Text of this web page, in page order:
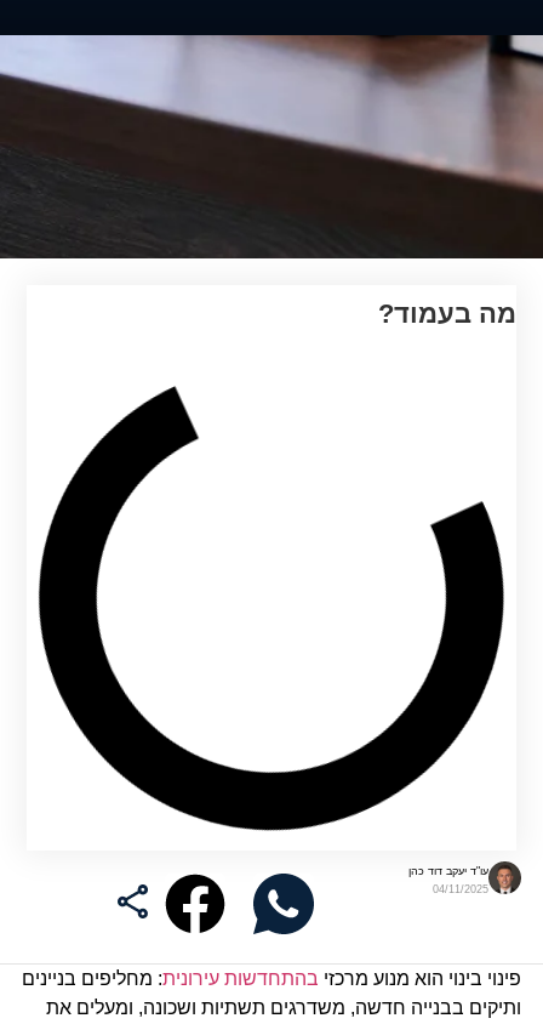
מה בעמוד?
עו"ד יעקב דוד כהן
04/11/2025
פינוי בינוי הוא מנוע מרכזי בהתחדשות עירונית: מחליפים בניינים
ותיקים בבנייה חדשה, משדרגים תשתיות ושכונה, ומעלים את